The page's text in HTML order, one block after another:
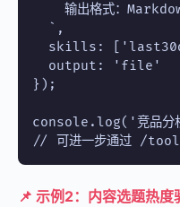
输出格式：
  `,
skills:
  output: 'file'
});
console.log('竞品
// 可进一步通过 /
📌 示例2：内容选题热度